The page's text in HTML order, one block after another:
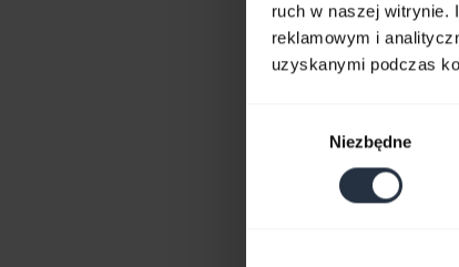
ruch w naszej witrynie.
reklamowym i
uzyskanymi podczas
Niezbędne